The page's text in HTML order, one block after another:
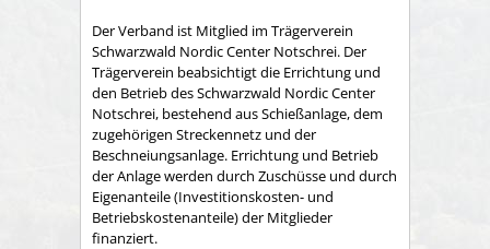
Der Verband ist Mitglied im Trägerverein
Schwarzwald Nordic Center Notschrei. Der
Trägerverein beabsichtigt die Errichtung und
den Betrieb des Schwarzwald Nordic Center
Notschrei, bestehend aus Schießanlage, dem
zugehörigen Streckennetz und der
Beschneiungsanlage. Errichtung und Betrieb
der Anlage werden durch Zuschüsse und durch
Eigenanteile (Investitionskosten- und
Betriebskostenanteile) der Mitglieder
finanziert.